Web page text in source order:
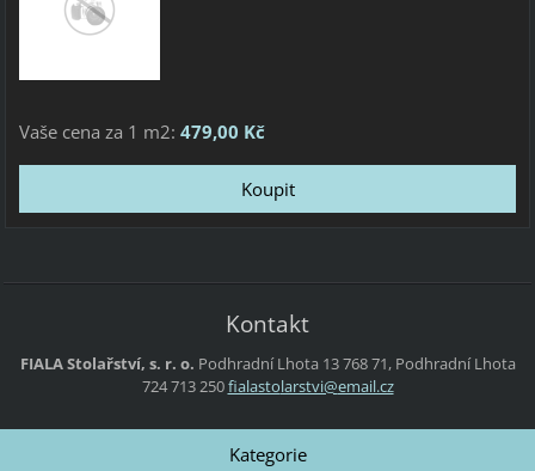
Vaše cena za 1 m2: 479,00 Kč
Kontakt
FIALA Stolařství, s. r. o. Podhradní Lhota 13768 71, Podhradní Lhota
724 713 250fialastolarstvi@email.cz
Kategorie